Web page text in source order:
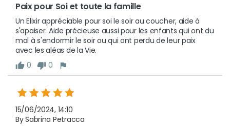
Paix pour Soi et toute la famille
Un Elixir appréciable pour soi le soir au coucher, aide à
s'apaiser. Aide précieuse aussi pour les enfants qui ont du
mal à s'endormir le soir ou qui ont perdu de leur paix
avec les aléas de la Vie.
0
0
15/06/2024, 14:10
By Sabrina Petracca